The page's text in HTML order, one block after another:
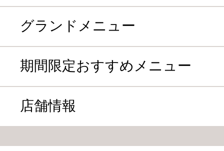
グランドメニュー
期間限定おすすめメニュー
店舗情報